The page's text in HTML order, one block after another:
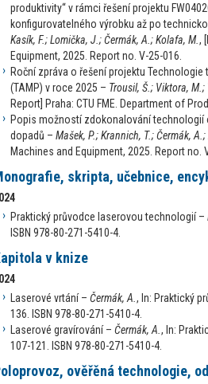
produktivity“ v rámci řešení projektu
konfigurovatelného výrobku až po
Kasík, F.; Lomička, J.; Čermák, A.; Kolafa, M.,
Equipment, 2025. Report no. V-25-016.
Roční zpráva o řešení projektu
(TAMP) v roce 2025 – Trousil, Š.; Viktora, M.;
Report] Praha: CTU FME. Department of
Popis možností zdokonalování technologií
dopadů – Mašek, P.; Krannich, T.; Čermák, A.;
Machines and Equipment, 2025. Report no.
skripta, učebnice,
Praktický průvodce laserovou technologií –
ISBN 978-80-271-5410-4.
v knize
Laserové vrtání – Čermák, A., In: Praktický
136. ISBN 978-80-271-5410-4.
Laserové gravírování – Čermák, A., In:
107-121. ISBN 978-80-271-5410-4.
ověřěná technologie,